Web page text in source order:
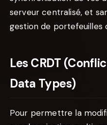
serveur centralisé, et
gestion de portefeuilles
Les CRDT
Data Types)
Pour permettre la